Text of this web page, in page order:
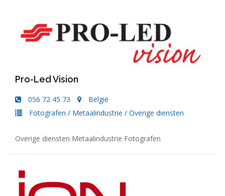
Pro-Led Vision
056 72 45 73
België
Fotografen / Metaalindustrie / Overige diensten
Overige diensten Metaalindustrie Fotografen